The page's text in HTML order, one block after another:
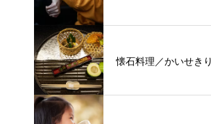
懐石料理／かいせき